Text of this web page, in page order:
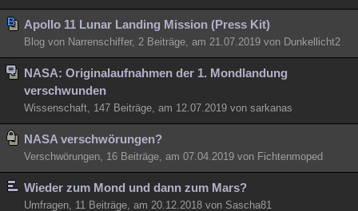
Apollo 11 Lunar Landing Mission (Press Kit)
Blog von Narrenschiffer, 2 Beiträge, am 21.07.2019 von Dunkellicht2
NASA: Originalaufnahmen der 1. Mondlandung
verschwunden
Wissenschaft, 147 Beiträge, am 12.07.2019 von sarkanas
NASA verschwörungen?
Verschwörungen, 16 Beiträge, am 07.04.2019 von Fichtenmoped
Wieder zum Mond und dann zum Mars?
Umfragen, 11 Beiträge, am 20.12.2018 von Sascha81